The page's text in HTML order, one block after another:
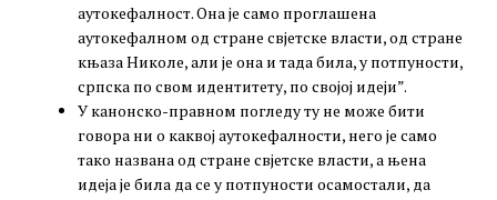
аутокефалност. Она је само проглашена
аутокефалном од стране свјетске власти, од стране
књаза Николе, али је она и тада била, у потпуности,
српска по свом идентитету, по својој идеји”.
У канонско-правном погледу ту не може бити
говора ни о каквој аутокефалности, него је само
тако названа од стране свјетске власти, а њена
идеја је била да се у потпуности осамостали, да